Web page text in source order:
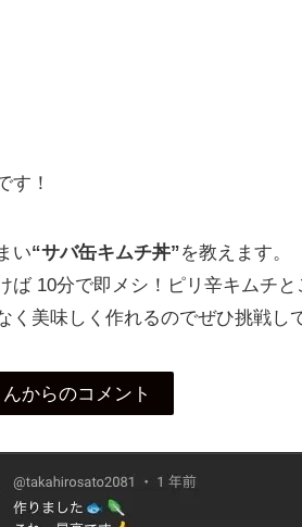
す！
い“サバ缶キムチ丼”を教えます。
ば 10分で即メシ！ピリ辛キムチ
く美味しく作れるのでぜひ挑戦し
からのコメント